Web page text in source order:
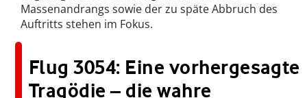
Massenandrangs sowie der zu späte Abbruch des
Auftritts stehen im Fokus.
Flug 3054: Eine vorhergesagte
Tragödie – die wahre